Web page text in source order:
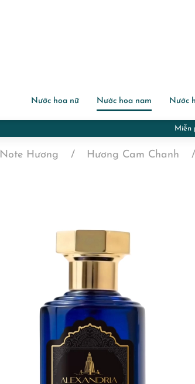
Nước hoa nữ Nước hoa nam Nước
Miễn
Note Hương Hương Cam Chanh